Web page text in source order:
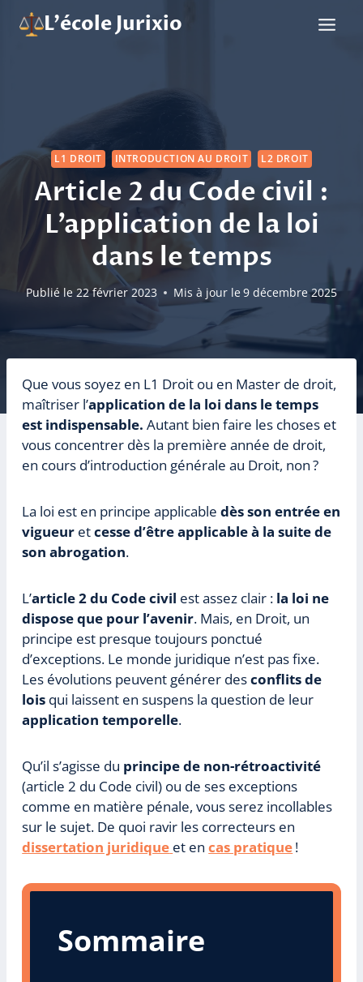
L'école Jurixio
L1 DROIT INTRODUCTION AU DROIT L2 DROIT
Article 2 du Code civil :
L’application de la loi
dans le temps
Publié le 22 février 2023 Mis à jour le 9 décembre 2025
Que vous soyez en L1 Droit ou en Master de droit,
maîtriser l’application de la loi dans le temps
est indispensable. Autant bien faire les choses et
vous concentrer dès la première année de droit,
en cours d’introduction générale au Droit, non ?
La loi est en principe applicabledès son entrée en
vigueur etcesse d’être applicable à la suite de
son abrogation.
L’article 2 du Code civil est assez clair : la loi ne
dispose que pour l’avenir. Mais, en Droit, un
principe est presque toujours ponctué
d’exceptions. Le monde juridique n’est pas fixe.
Les évolutions peuvent générer desconflits de
lois qui laissent en suspens la question de leur
application temporelle.
Qu’il s’agisse du principe de non-rétroactivité
(article 2 du Code civil) ou de ses exceptions
comme en matière pénale, vous serez incollables
sur le sujet. De quoi ravir les correcteurs en
dissertation juridique et encas pratique!
Sommaire